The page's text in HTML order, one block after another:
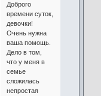
Доброго
времени суток,
девочки!
Очень нужна
ваша помощь.
Дело в том,
что у меня в
семье
сложилась
непростая